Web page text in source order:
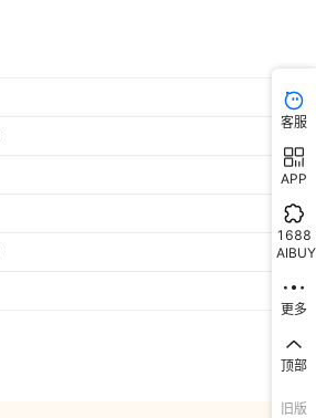
客服
APP
1688
AIBUY
更多
顶部
旧版